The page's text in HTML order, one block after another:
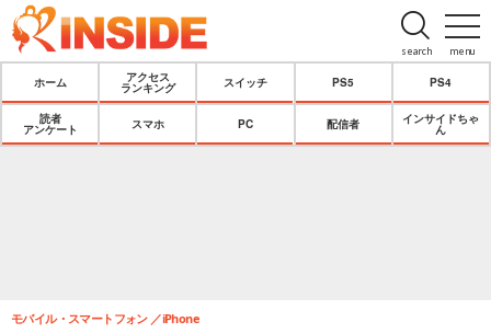
menu
search
ホーム
アクセス
ランキング
スイッチ PS5 PS4
読者
アンケート
スマホ PC 配信者
インサイドちゃ
ん
モバイル・スマートフォン iPhone